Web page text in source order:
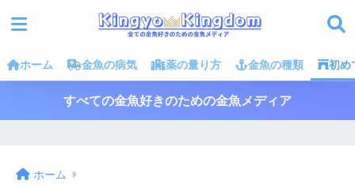
ホーム 金魚の病気 薬の量り方 金魚の種類 初め
すべての金魚好きのための金魚メディア
ホーム